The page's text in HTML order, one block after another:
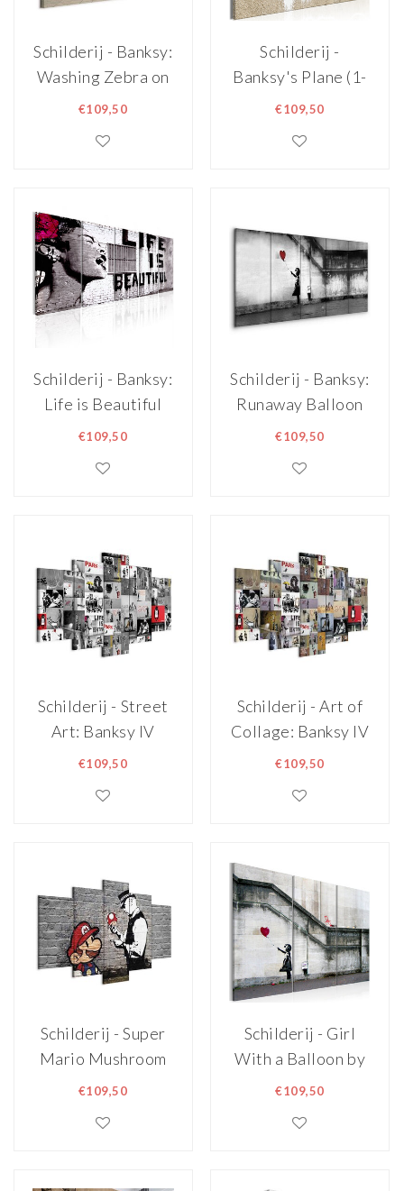
Schilderij - Banksy:
Washing Zebra on
Concrete (1 Part)
Print
€109,50
Schilderij -
Banksy's Plane (1-
part) - Red Graffiti
Background
€109,50
Schilderij - Banksy:
Life is Beautiful
€109,50
Schilderij - Banksy:
Runaway Balloon
€109,50
Schilderij - Street
Art: Banksy IV
€109,50
Schilderij - Art of
Collage: Banksy IV
€109,50
Schilderij - Super
Mario Mushroom
Cop (Banksy)
€109,50
Schilderij - Girl
With a Balloon by
Banksy
€109,50